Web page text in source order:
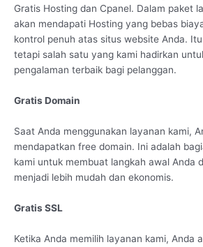
Gratis Hosting dan Cpanel. Dalam paket
akan mendapati Hosting yang bebas
kontrol penuh atas situs website Anda.
tetapi salah satu yang kami hadirkan
pengalaman terbaik bagi pelanggan.
Gratis Domain
Saat Anda menggunakan layanan kami,
mendapatkan free domain. Ini adalah
kami untuk membuat langkah awal Anda
menjadi lebih mudah dan ekonomis.
Gratis SSL
Ketika Anda memilih layanan kami, Anda